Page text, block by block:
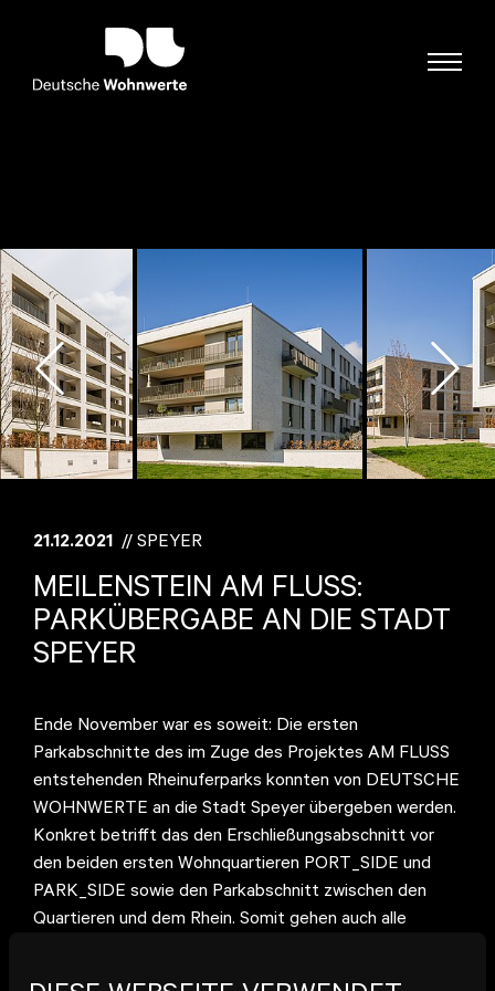
21.12.2021 // SPEYER
MEILENSTEIN AM FLUSS:
PARKÜBERGABE AN DIE STADT
SPEYER
Ende November war es soweit: Die ersten
Parkabschnitte des im Zuge des Projektes AM FLUSS
entstehenden Rheinuferparks konnten von DEUTSCHE
WOHNWERTE an die Stadt Speyer übergeben werden.
Konkret betrifft das den Erschließungsabschnitt vor
den beiden ersten Wohnquartieren PORT_SIDE und
PARK_SIDE sowie den Parkabschnitt zwischen den
Quartieren und dem Rhein. Somit gehen auch alle